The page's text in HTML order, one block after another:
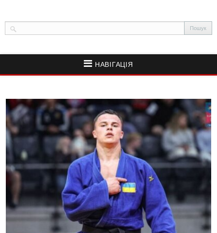
НАВІГАЦІЯ